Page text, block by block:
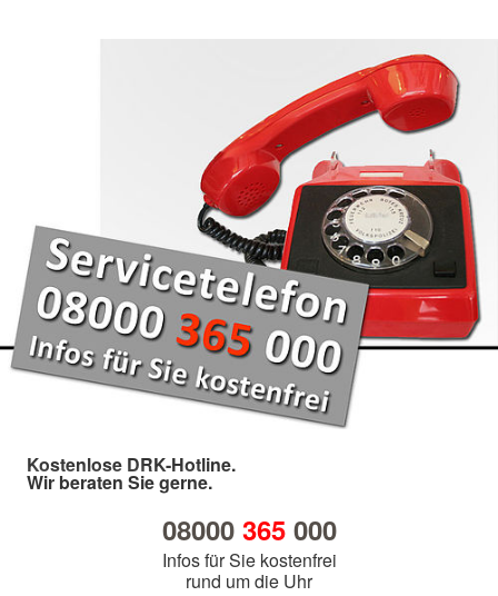
Kostenlose DRK-Hotline.
Wir beraten Sie gerne.
08000 365000
Infos für Sie kostenfrei
rund um die Uhr